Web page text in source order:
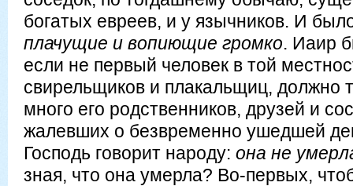
богатых евреев, и у язычников. И
плачущие и вопиющие громко. Иаир
если не первый человек в той
свирельщиков и плакальщиц, должно
много его родственников, друзей и
жалевших о безвременно ушедшей
Господь говорит народу: она не
зная, что она умерла? Во-первых,